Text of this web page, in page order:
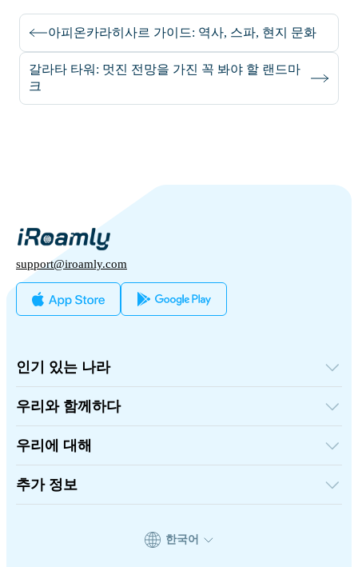
아피온카라히사르 가이드: 역사, 스파, 현지 문화
갈라타 타워: 멋진 전망을 가진 꼭 봐야 할 랜드마
크
support@iroamly.com
인기 있는 나라
미국
영국
터키
프랑스
태국
일본
인도
우리와 함께하다
도매 플랫폼
추천하고 벌다
제휴 프로그램
API 문서
우리에 대해
iRoamly에 대하여
연락처
추가 정보
지원 센터
한국어